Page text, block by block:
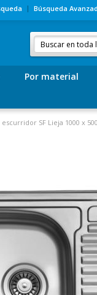
Búsqueda
Por material
SF Lieja 1000 x 500